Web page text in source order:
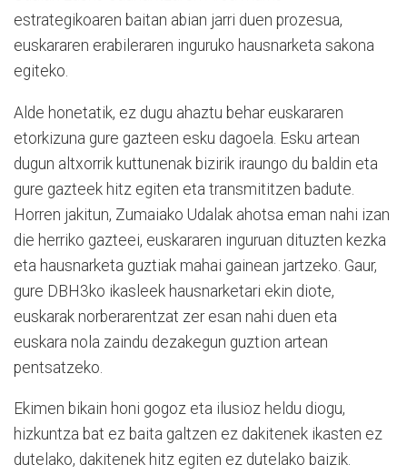
estrategikoaren baitan abian jarri duen prozesua,
euskararen erabileraren inguruko hausnarketa sakona
egiteko.
Alde honetatik, ez dugu ahaztu behar euskararen
etorkizuna gure gazteen esku dagoela. Esku artean
dugun altxorrik kuttunenak bizirik iraungo du baldin eta
gure gazteek hitz egiten eta transmititzen badute.
Horren jakitun, Zumaiako Udalak ahotsa eman nahi izan
die herriko gazteei, euskararen inguruan dituzten kezka
eta hausnarketa guztiak mahai gainean jartzeko. Gaur,
gure DBH3ko ikasleek hausnarketari ekin diote,
euskarak norberarentzat zer esan nahi duen eta
euskara nola zaindu dezakegun guztion artean
pentsatzeko.
Ekimen bikain honi gogoz eta ilusioz heldu diogu,
hizkuntza bat ez baita galtzen ez dakitenek ikasten ez
dutelako, dakitenek hitz egiten ez dutelako baizik.